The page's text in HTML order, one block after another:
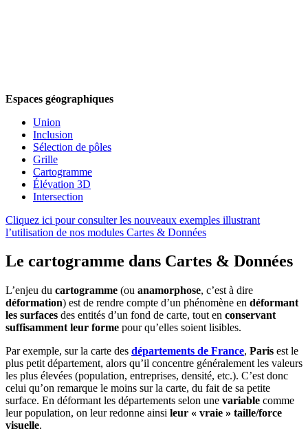
Espaces géographiques
Union
Inclusion
Sélection de pôles
Grille
Cartogramme
Élévation 3D
Intersection
Cliquez ici pour consulter les nouveaux exemples illustrant
l’utilisation de nos modules Cartes & Données
Le cartogramme dans Cartes & Données
L’enjeu du cartogramme (ou anamorphose, c’est à dire
déformation) est de rendre compte d’un phénomène en déformant
les surfaces des entités d’un fond de carte, tout en conservant
suffisamment leur forme pour qu’elles soient lisibles.
Par exemple, sur la carte des départements de France, Paris est le
plus petit département, alors qu’il concentre généralement les valeurs
les plus élevées (population, entreprises, densité, etc.). C’est donc
celui qu’on remarque le moins sur la carte, du fait de sa petite
surface. En déformant les départements selon une variable comme
leur population, on leur redonne ainsi leur « vraie » taille/force
visuelle.